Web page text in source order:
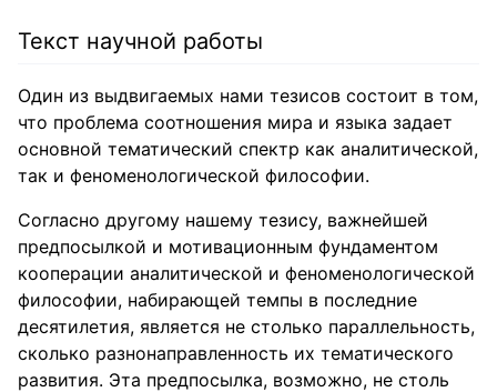
Текст научной работы
Один из выдвигаемых нами тезисов состоит в том,
что проблема соотношения мира и языка задает
основной тематический спектр как аналитической,
так и феноменологической философии.
Согласно другому нашему тезису, важнейшей
предпосылкой и мотивационным фундаментом
кооперации аналитической и феноменологической
философии, набирающей темпы в последние
десятилетия, является не столько параллельность,
сколько разнонаправленность их тематического
развития. Эта предпосылка, возможно, не столь